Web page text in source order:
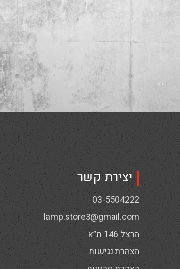
יצירת קשר
03-5504222
lamp.store3@gmail.com
הרצל 146 ת״א
הצהרת נגישות